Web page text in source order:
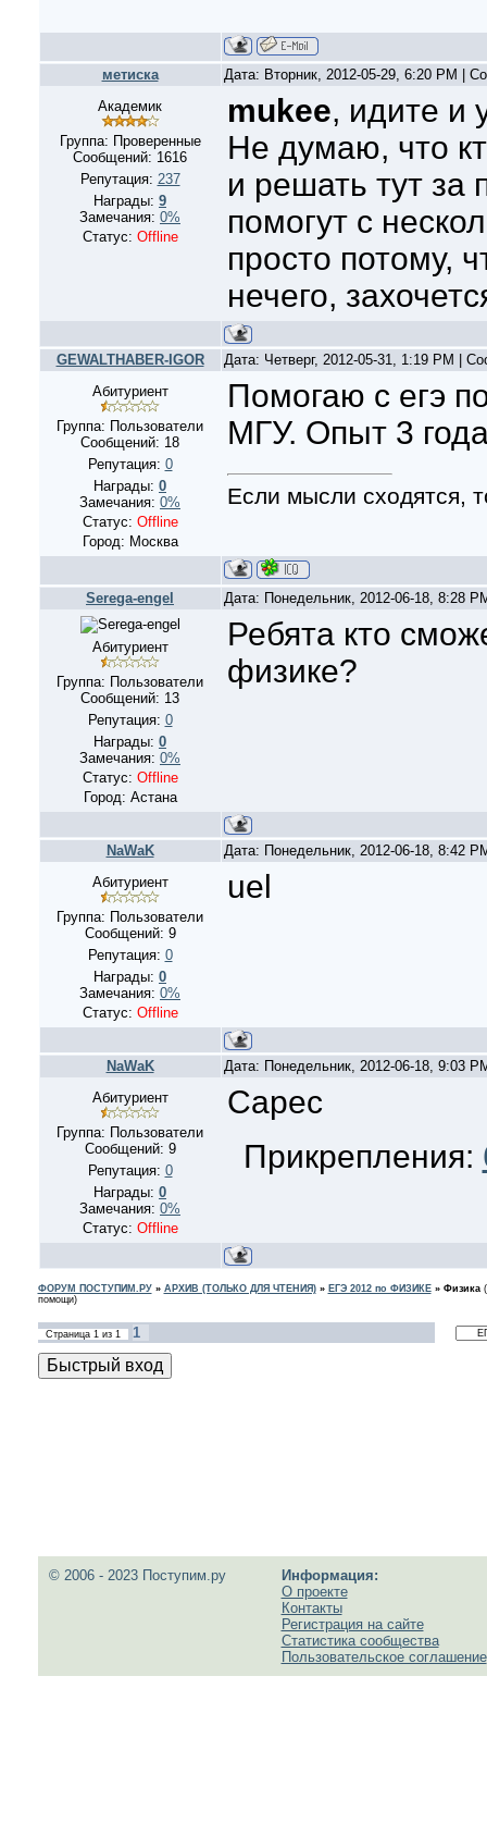
метиска
Дата: Вторник, 2012-05-29, 6:20 PM |
Академик
Группа: Проверенные
Сообщений: 1616
Репутация: 237
Награды: 9
Замечания: 0%
Статус: Offline
mukee, идите и
Не думаю, что
и решать тут за
помогут с
просто потому,
нечего,
GEWALTHABER-IGOR
Дата: Четверг, 2012-05-31, 1:19 PM |
Абитуриент
Группа: Пользователи
Сообщений: 18
Репутация: 0
Награды: 0
Замечания: 0%
Статус: Offline
Город: Москва
Помогаю с егэ
МГУ. Опыт 3
Если мысли сходятся,
Serega-engel Дата: Понедельник, 2012-06-18, 8:28
Абитуриент
Группа: Пользователи
Сообщений: 13
Репутация: 0
Награды: 0
Замечания: 0%
Статус: Offline
Город: Астана
Ребята кто
физике?
NaWaK
Дата: Понедельник, 2012-06-18, 8:42
Абитуриент
Группа: Пользователи
Сообщений: 9
Репутация: 0
Награды: 0
Замечания: 0%
Статус: Offline
uel
NaWaK
Дата: Понедельник, 2012-06-18, 9:03
Абитуриент
Группа: Пользователи
Сообщений: 9
Репутация: 0
Награды: 0
Замечания: 0%
Статус: Offline
Capec
Прикрепления:
ФОРУМ ПОСТУПИМ.РУ» АРХИВ (ТОЛЬКО ДЛЯ ЧТЕНИЯ)» ЕГЭ 2012 по ФИЗИКЕ» Физика
помощи)
Страница 1из 1 1
© 2006 - 2023 Поступим.ру
Информация:
О проекте
Контакты
Регистрация на сайте
Статистика сообщества
Пользовательское соглашение